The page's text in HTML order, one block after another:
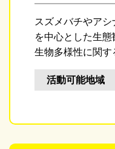
スズメバチやア
を中心とした生態
生物多様性に関す
活動可能地域